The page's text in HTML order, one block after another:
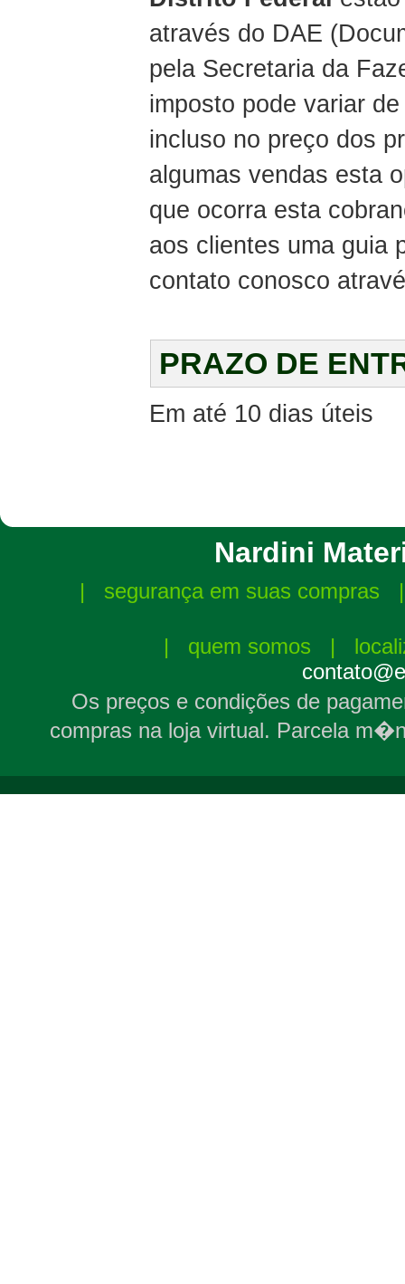
através do DAE
pela Secretaria da
imposto pode variar
incluso no preço dos
algumas vendas esta
que ocorra esta
aos clientes uma guia
contato conosco
PRAZO DE
Em até 10 dias úteis
Nardini
| segurança em suas compras
| quem somos |
Os preços e condições de
compras na loja virtual. Parcela